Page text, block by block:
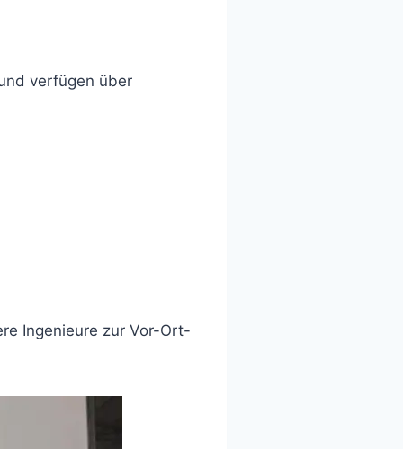
verfügen über
Ingenieure zur Vor-Ort-